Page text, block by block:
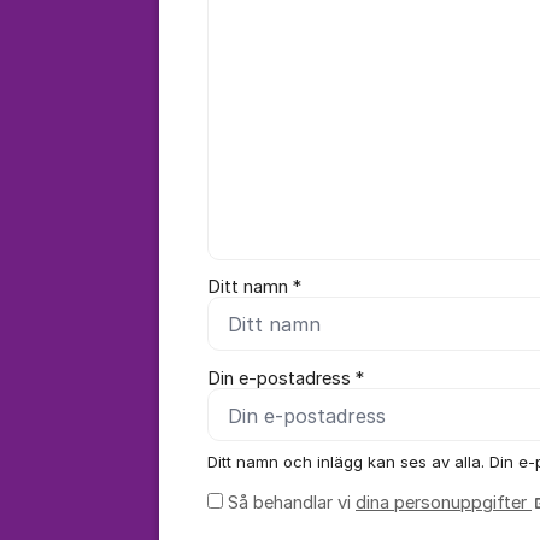
Ditt namn *
Din e-postadress *
Ditt namn och inlägg kan ses av alla. Din
Så behandlar vi dina personuppgifter